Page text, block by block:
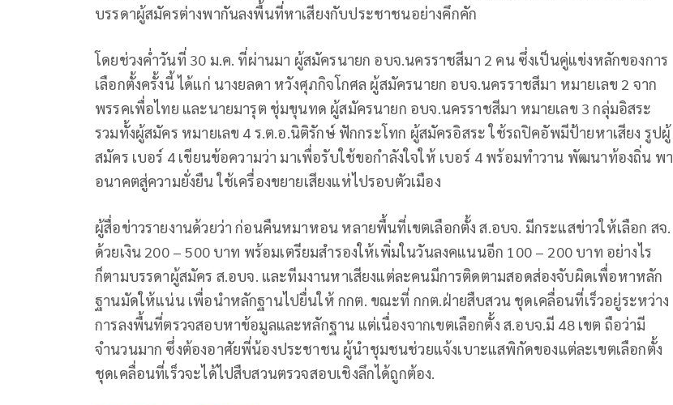
บรรดาผู้สมัครต่างพากันลงพื้นที่หาเสียงกับประชาชนอย่างคึกคัก
โดยช่วงค่ำวันที่ 30 ม.ค. ที่ผ่านมา ผู้สมัครนายก อบจ.นครราชสีมา 2 คน ซึ่งเป็นคู่แข่งหลักของการ
เลือกตั้งครั้งนี้ ได้แก่ นางยลดา หวังศุภกิจโกศล ผู้สมัครนายก อบจ.นครราชสีมา หมายเลข 2 จาก
พรรคเพื่อไทย และนายมารุต ชุ่มขุนทด ผู้สมัครนายก อบจ.นครราชสีมา หมายเลข 3 กลุ่มอิสระ
รวมทั้งผู้สมัคร หมายเลข 4 ร.ต.อ.นิติรักษ์ ฟักกระโทก ผู้สมัครอิสระ ใช้รถปิคอัพมีป้ายหาเสียง รูปผู้
สมัคร เบอร์ 4 เขียนข้อความว่า มาเพื่อรับใช้ขอกำลังใจให้ เบอร์ 4 พร้อมทำวาน พัฒนาท้องถิ่น พา
อนาคตสู่ความยั่งยืน ใช้เครื่องขยายเสียงแห่ไปรอบตัวเมือง
ผู้สื่อข่าวรายงานด้วยว่า ก่อนคืนหมาหอน หลายพื้นที่เขตเลือกตั้ง ส.อบจ. มีกระแสข่าวให้เลือก สจ.
ด้วยเงิน 200 – 500 บาท พร้อมเตรียมสำรองให้เพิ่มในวันลงคแนนอีก 100 – 200 บาท อย่างไร
ก็ตามบรรดาผู้สมัคร ส.อบจ. และทีมงานหาเสียงแต่ละคนมีการติดตามสอดส่องจับผิดเพื่อหาหลัก
ฐานมัดให้แน่น เพื่อนำหลักฐานไปยื่นให้ กกต. ขณะที่ กกต.ฝ่ายสืบสวน ชุดเคลื่อนที่เร็วอยู่ระหว่าง
การลงพื้นที่ตรวจสอบหาข้อมูลและหลักฐาน แต่เนื่องจากเขตเลือกตั้ง ส.อบจ.มี 48 เขต ถือว่ามี
จำนวนมาก ซึ่งต้องอาศัยพี่น้องประชาชน ผู้นำชุมชนช่วยแจ้งเบาะแสพิกัดของแต่ละเขตเลือกตั้ง
ชุดเคลื่อนที่เร็วจะได้ไปสืบสวนตรวจสอบเชิงลึกได้ถูกต้อง.